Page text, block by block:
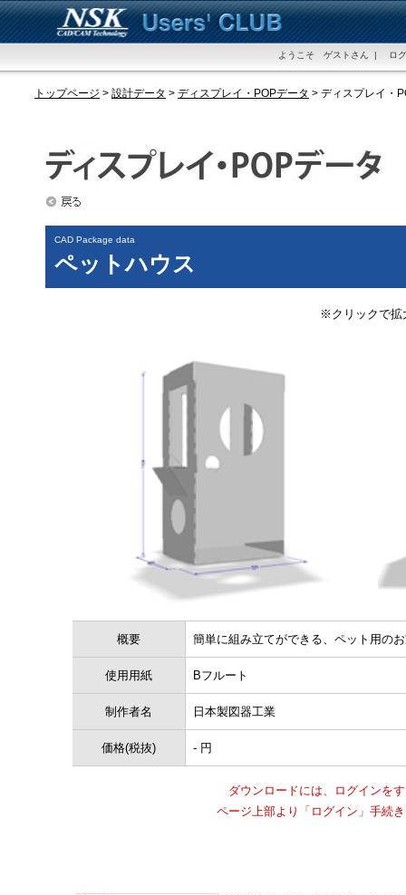
ようこそ ゲストさん | ロ
トップページ > 設計データ > ディスプレイ・POPデータ > ディスプレイ・
CAD Package data
ペットハウス
※クリックで拡
概要 簡単に組み立てができる、ペット用の
使用用紙 Bフルート
制作者名 日本製図器工業
価格(税抜) - 円
ダウンロードには、ログインを
ページ上部より「ログイン」手続